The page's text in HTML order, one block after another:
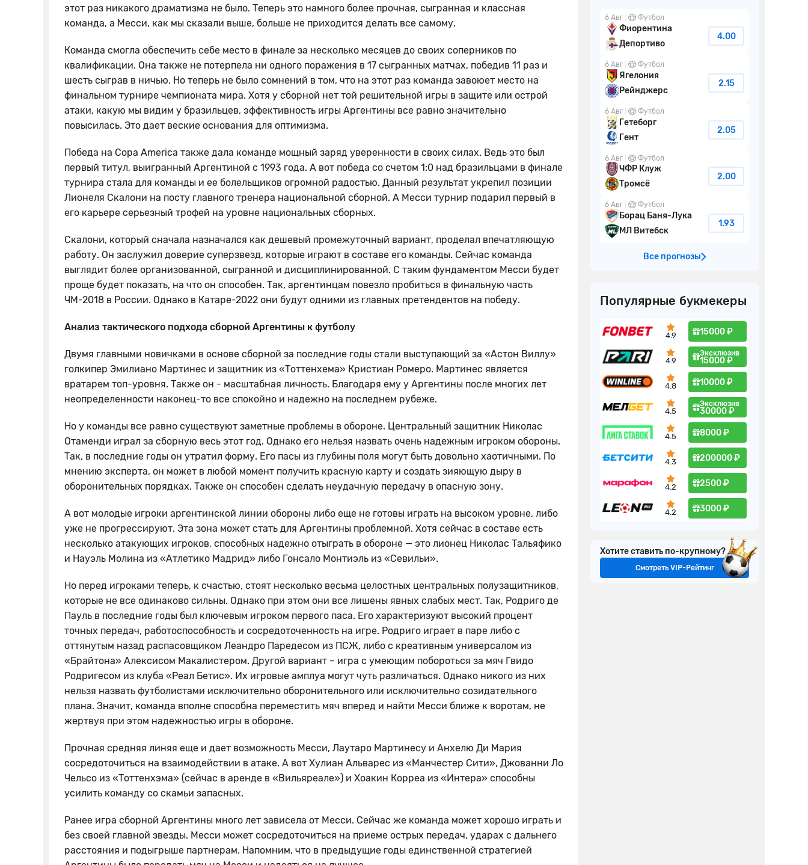
этот раз никакого драматизма не было. Теперь это намного более прочная, сыгранная и классная
команда, а Месси, как мы сказали выше, больше не приходится делать все самому.
Команда смогла обеспечить себе место в финале за несколько месяцев до своих соперников по
квалификации. Она также не потерпела ни одного поражения в 17 сыгранных матчах, победив 11 раз и
шесть сыграв в ничью. Но теперь не было сомнений в том, что на этот раз команда завоюет место на
финальном турнире чемпионата мира. Хотя у сборной нет той решительной игры в защите или острой
атаки, какую мы видим у бразильцев, эффективность игры Аргентины все равно значительно
повысилась. Это дает веские основания для оптимизма.
Победа на Copa America также дала команде мощный заряд уверенности в своих силах. Ведь это был
первый титул, выигранный Аргентиной с 1993 года. А вот победа со счетом 1:0 над бразильцами в финале
турнира стала для команды и ее болельщиков огромной радостью. Данный результат укрепил позиции
Лионеля Скалони на посту главного тренера национальной сборной. А Месси турнир подарил первый в
его карьере серьезный трофей на уровне национальных сборных.
Скалони, который сначала назначался как дешевый промежуточный вариант, проделал впечатляющую
работу. Он заслужил доверие суперзвезд, которые играют в составе его команды. Сейчас команда
выглядит более организованной, сыгранной и дисциплинированной. С таким фундаментом Месси будет
проще будет показать, на что он способен. Так, аргентинцам повезло пробиться в финальную часть
ЧМ-2018 в России. Однако в Катаре-2022 они будут одними из главных претендентов на победу.
Анализ тактического подхода сборной Аргентины к футболу
Двумя главными новичками в основе сборной за последние годы стали выступающий за «Астон Виллу»
голкипер Эмилиано Мартинес и защитник из «Тоттенхема» Кристиан Ромеро. Мартинес является
вратарем топ-уровня. Также он - масштабная личность. Благодаря ему у Аргентины после многих лет
неопределенности наконец-то все спокойно и надежно на последнем рубеже.
Но у команды все равно существуют заметные проблемы в обороне. Центральный защитник Николас
Отаменди играл за сборную весь этот год. Однако его нельзя назвать очень надежным игроком обороны.
Так, в последние годы он утратил форму. Его пасы из глубины поля могут быть довольно хаотичными. По
мнению эксперта, он может в любой момент получить красную карту и создать зияющую дыру в
оборонительных порядках. Также он способен сделать неудачную передачу в опасную зону.
А вот молодые игроки аргентинской линии обороны либо еще не готовы играть на высоком уровне, либо
уже не прогрессируют. Эта зона может стать для Аргентины проблемной. Хотя сейчас в составе есть
несколько атакующих игроков, способных надежно отыграть в обороне — это лионец Николас Тальяфико
и Науэль Молина из «Атлетико Мадрид» либо Гонсало Монтиэль из «Севильи».
Но перед игроками теперь, к счастью, стоят несколько весьма целостных центральных полузащитников,
которые не все одинаково сильны. Однако при этом они все лишены явных слабых мест. Так, Родриго де
Пауль в последние годы был ключевым игроком первого паса. Его характеризуют высокий процент
точных передач, работоспособность и сосредоточенность на игре. Родриго играет в паре либо с
оттянутым назад распасовщиком Леандро Паредесом из ПСЖ, либо с креативным универсалом из
«Брайтона» Алексисом Макалистером. Другой вариант – игра с умеющим побороться за мяч Гвидо
Родригесом из клуба «Реал Бетис». Их игровые амплуа могут чуть различаться. Однако никого из них
нельзя назвать футболистами исключительно оборонительного или исключительно созидательного
плана. Значит, команда вполне способна переместить мяч вперед и найти Месси ближе к воротам, не
жертвуя при этом надежностью игры в обороне.
Прочная средняя линяя еще и дает возможность Месси, Лаутаро Мартинесу и Анхелю Ди Мария
сосредоточиться на взаимодействии в атаке. А вот Хулиан Альварес из «Манчестер Сити», Джованни Ло
Чельсо из «Тоттенхэма» (сейчас в аренде в «Вильяреале») и Хоакин Корреа из «Интера» способны
усилить команду со скамьи запасных.
Ранее игра сборной Аргентины много лет зависела от Месси. Сейчас же команда может хорошо играть и
без своей главной звезды. Месси может сосредоточиться на приеме острых передач, ударах с дальнего
расстояния и подыгрыше партнерам. Напомним, что в предыдущие годы единственной стратегией
6 Авг Футбол
Фиорентина
Депортиво
4.00
6 Авг Футбол
Ягелония
Рейнджерс
2.15
6 Авг Футбол
Гетеборг
Гент
2.05
6 Авг Футбол
ЧФР Клуж
Тромсё
2.00
6 Авг Футбол
Борац Баня-Лука
МЛ Витебск
1.93
Все прогнозы
Популярные букмекеры
4.9 15000 ₽
4.9
Эксклюзив
15000 ₽
4.8 10000 ₽
4.5
Эксклюзив
30000 ₽
4.5 8000 ₽
4.3 200000 ₽
4.2 2500 ₽
4.2 3000 ₽
Хотите ставить по-крупному?
Смотреть VIP-Рейтинг